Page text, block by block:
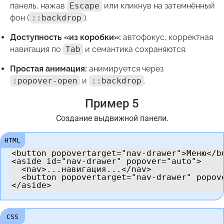
панель, нажав Escape или кликнув на затемнённый
фон ( ::backdrop ).
Доступность «из коробки»: автофокус, корректная
навигация по Tab и семантика сохраняются.
Простая анимация: анимируется через
:popover-open и ::backdrop .
Пример 5
Создание выдвижной панели.
<button popovertarget="nav-drawer">Меню</
<aside id="nav-drawer" popover="auto">
  <nav>...навигация...</nav>
<button popovertarget="nav-drawer"
</aside>